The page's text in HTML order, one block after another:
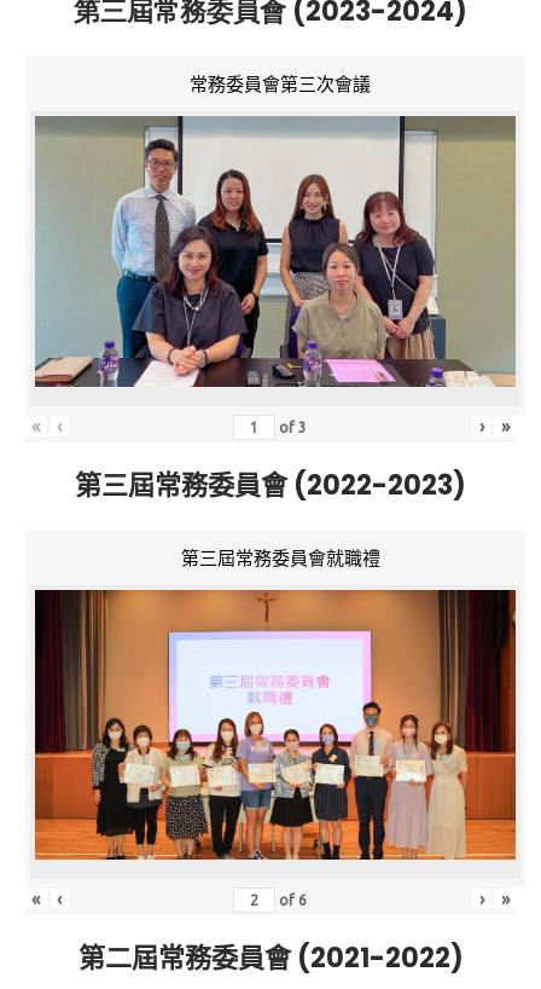
第三屆常務委員會 (2023-2024)
常務委員會第三次會議
« ‹ of3 › »
第三屆常務委員會 (2022-2023)
第三屆常務委員會就職禮
« ‹ of 6 › »
第二屆常務委員會 (2021-2022)